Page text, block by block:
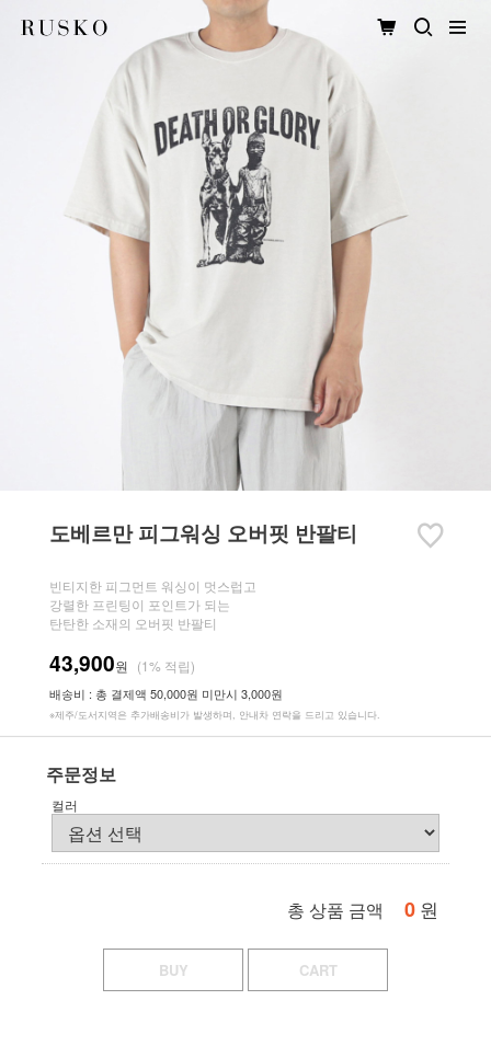
도베르만 피그워싱 오버핏 반팔티
빈티지한 피그먼트 워싱이 멋스럽고
강렬한 프린팅이 포인트가 되는
탄탄한 소재의 오버핏 반팔티
43,900원 (1% 적립)
배송비 : 총 결제액 50,000원 미만시 3,000원
※제주/도서지역은 추가배송비가 발생하며, 안내차 연락을 드리고 있습니다.
주문정보
컬러
총 상품 금액 0 원
BUY CART